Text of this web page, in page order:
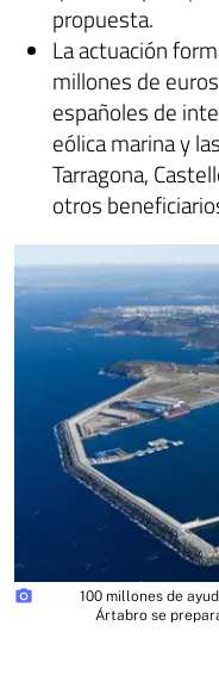
propuesta.
La actuación
millones de
españoles de
eólica marina y
Tarragona,
otros
photo_camera
100 millones de
Ártabro se